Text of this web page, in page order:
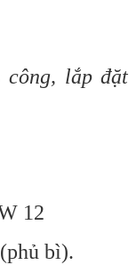
lắp đặt
12
bì).